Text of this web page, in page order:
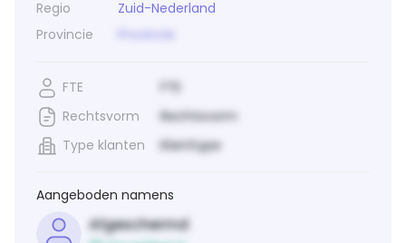
Regio
Zuid-Nederland
Provincie
Provincie
FTE
FTE
Rechtsvorm
Rechtsvorm
Type klanten
Klanttype
Aangeboden namens
Afgeschermd